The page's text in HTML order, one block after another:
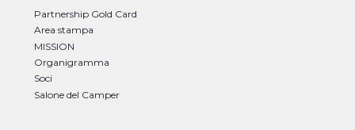
Partnership Gold Card
Area stampa
MISSION
Organigramma
Soci
Salone del Camper